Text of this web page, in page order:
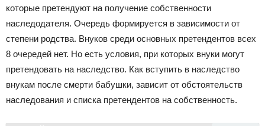
которые претендуют на получение собственности
наследодателя. Очередь формируется в зависимости от
степени родства. Внуков среди основных претендентов всех
8 очередей нет. Но есть условия, при которых внуки могут
претендовать на наследство. Как вступить в наследство
внукам после смерти бабушки, зависит от обстоятельств
наследования и списка претендентов на собственность.